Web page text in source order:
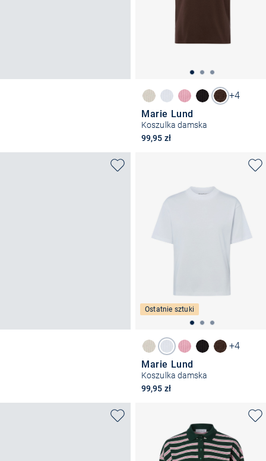
+4
Marie Lund
Koszulka damska
99,95 zł
Ostatnie sztuki
+4
Marie Lund
Koszulka damska
99,95 zł